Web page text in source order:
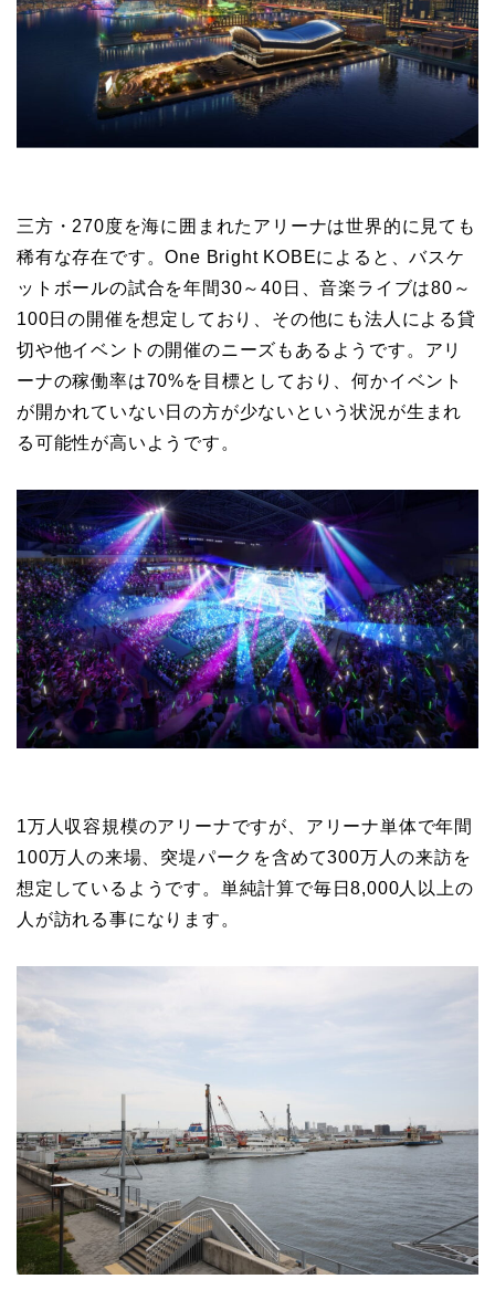
三方・270度を海に囲まれたアリーナは世界的に見ても
稀有な存在です。One Bright KOBEによると、バスケ
ットボールの試合を年間30～40日、音楽ライブは80～
100日の開催を想定しており、その他にも法人による貸
切や他イベントの開催のニーズもあるようです。アリ
ーナの稼働率は70%を目標としており、何かイベント
が開かれていない日の方が少ないという状況が生まれ
る可能性が高いようです。
1万人収容規模のアリーナですが、アリーナ単体で年間
100万人の来場、突堤パークを含めて300万人の来訪を
想定しているようです。単純計算で毎日8,000人以上の
人が訪れる事になります。